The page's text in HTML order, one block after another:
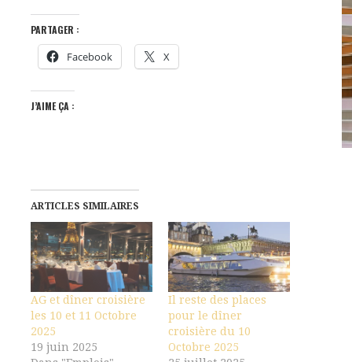
PARTAGER :
Facebook X
J’AIME ÇA :
ARTICLES SIMILAIRES
AG et dîner croisière
les 10 et 11 Octobre
2025
19 juin 2025
Il reste des places
pour le dîner
croisière du 10
Octobre 2025